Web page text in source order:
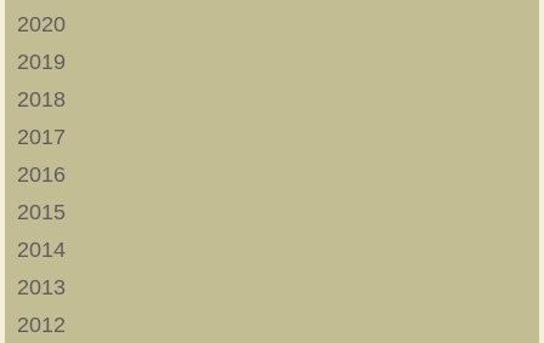
2020
2019
2018
2017
2016
2015
2014
2013
2012